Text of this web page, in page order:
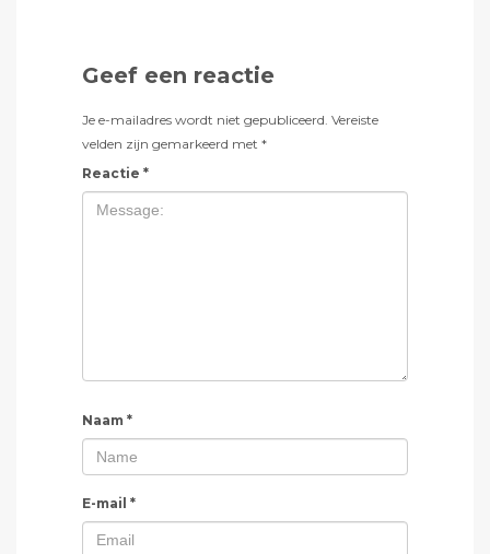
Geef een reactie
Je e-mailadres wordt niet gepubliceerd. Vereiste
velden zijn gemarkeerd met *
Reactie *
Naam *
E-mail *